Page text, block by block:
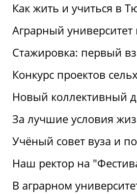
Как жить и учиться в
Аграрный
Стажировка: первый
Конкурс проектов
Новый коллективный
За лучшие условия
Учёный совет вуза и
Наш ректор на
В аграрном